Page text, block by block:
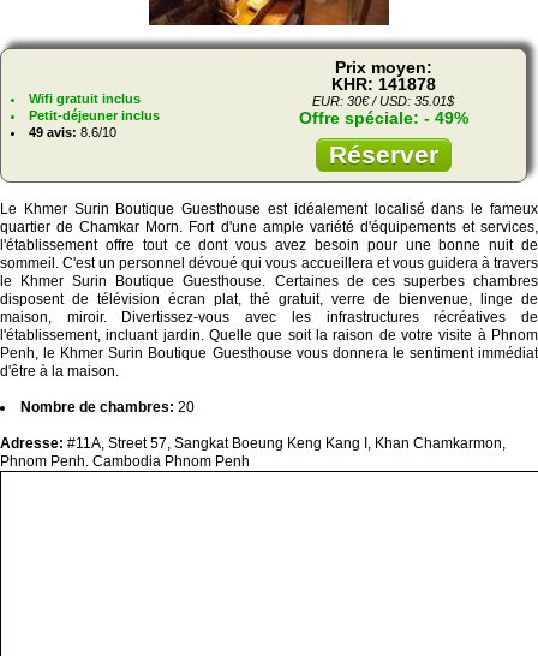
Wifi gratuit inclus
Petit-déjeuner inclus
49 avis: 8.6/10
Prix moyen:
KHR: 141878
EUR: 30€ / USD: 35.01$
Offre spéciale: - 49%
Réserver
Le Khmer Surin Boutique Guesthouse est idéalement localisé dans le fameux
quartier de Chamkar Morn. Fort d'une ample variété d'équipements et services,
l'établissement offre tout ce dont vous avez besoin pour une bonne nuit de
sommeil. C'est un personnel dévoué qui vous accueillera et vous guidera à travers
le Khmer Surin Boutique Guesthouse. Certaines de ces superbes chambres
disposent de télévision écran plat, thé gratuit, verre de bienvenue, linge de
maison, miroir. Divertissez-vous avec les infrastructures récréatives de
l'établissement, incluant jardin. Quelle que soit la raison de votre visite à Phnom
Penh, le Khmer Surin Boutique Guesthouse vous donnera le sentiment immédiat
d'être à la maison.
Nombre de chambres: 20
Adresse: #11A, Street 57, Sangkat Boeung Keng Kang I, Khan Chamkarmon,
Phnom Penh. Cambodia Phnom Penh